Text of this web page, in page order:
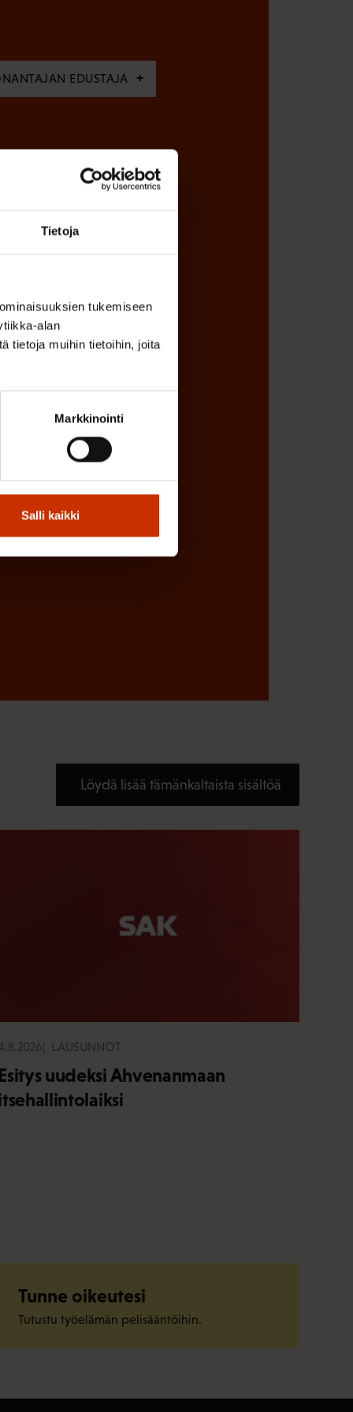
Tietoja
tukemiseen
alan
tietoja muihin tietoihin, joita
Markkinointi
Salli kaikki
EDUSTAJA
Löydä lisää tämänkaltaista sisältöä
LAUSUNNOT
uudeksi Ahvenanmaan
Tunne oikeutesi
Tutustu työelämän pelisääntöihin.